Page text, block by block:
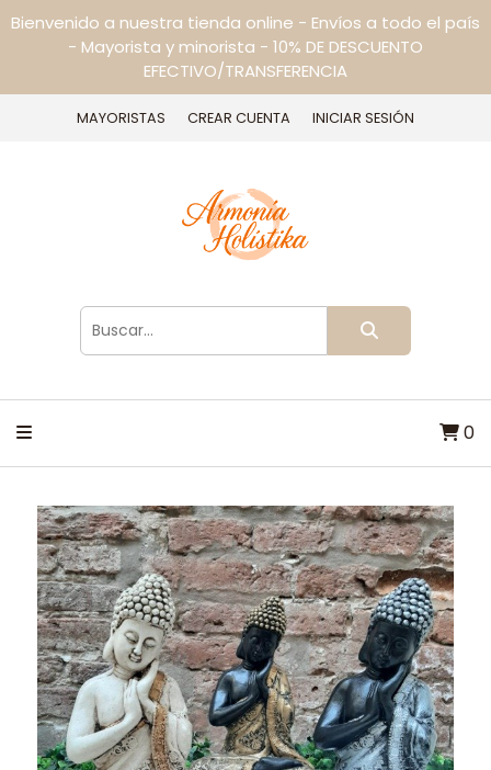
Bienvenido a nuestra tienda online - Envíos a todo el país
- Mayorista y minorista - 10% DE DESCUENTO
EFECTIVO/TRANSFERENCIA
MAYORISTAS CREAR CUENTA INICIAR SESIÓN
0